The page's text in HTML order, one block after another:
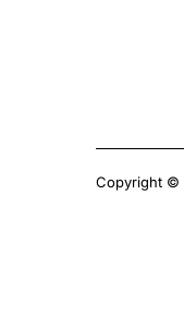
Copyright ©